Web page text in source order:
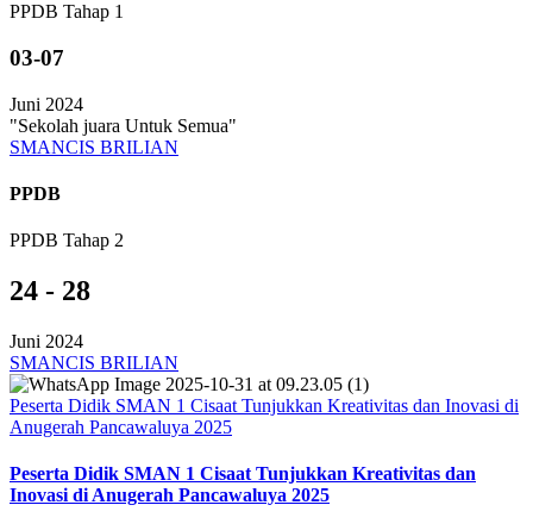
PPDB Tahap 1
03-07
Juni 2024
"Sekolah juara Untuk Semua"
SMANCIS BRILIAN
PPDB
PPDB Tahap 2
24 - 28
Juni 2024
SMANCIS BRILIAN
Peserta Didik SMAN 1 Cisaat Tunjukkan Kreativitas dan Inovasi di
Anugerah Pancawaluya 2025
Peserta Didik SMAN 1 Cisaat Tunjukkan Kreativitas dan
Inovasi di Anugerah Pancawaluya 2025